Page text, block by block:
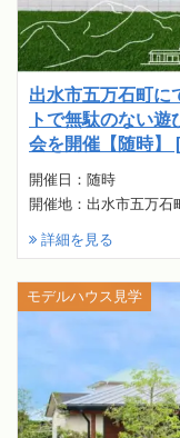
出水市五万石町に
トで無駄のない
会を開催【随時】
開催日：随時
開催地：出水市五万石
詳細を見る
モデルハウス見学